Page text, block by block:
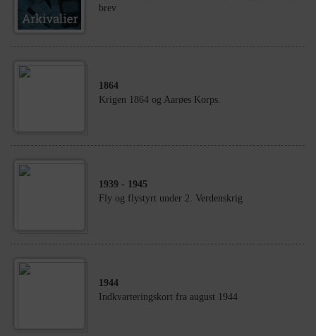
brev
1864
Krigen 1864 og Aarøes Korps.
1939 - 1945
Fly og flystyrt under 2. Verdenskrig
1944
Indkvarteringskort fra august 1944